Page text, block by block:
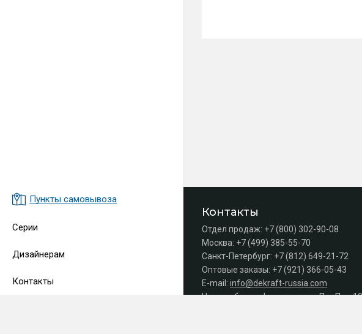
Пункты самовывоза
Серии
Дизайнерам
Контакты
Контакты
Отдел продаж: +7 (800) 302-90-08
Москва: +7 (499) 385-55-70
Санкт-Петербург: +7 (812) 649-21-72
Оптовые заказы: +7 (921) 366-05-43
E-mail: info@dekraft-russia.com
Часы работы офиса продаж: Пн–Пт с